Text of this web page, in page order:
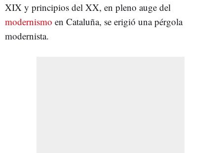
XIX y principios del XX, en pleno auge del
modernismo en Cataluña, se erigió una pérgola
modernista.